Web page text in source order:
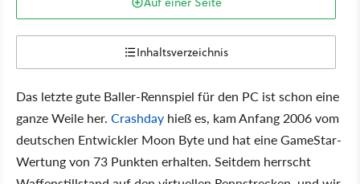
Inhaltsverzeichnis
Das letzte gute Baller-Rennspiel für den PC ist schon eine
ganze Weile her. Crashday hieß es, kam Anfang 2006 vom
deutschen Entwickler Moon Byte und hat eine GameStar-
Wertung von 73 Punkten erhalten. Seitdem herrscht